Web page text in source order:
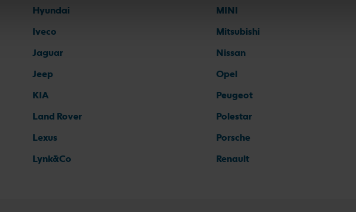
Hyundai
Iveco
Jaguar
Jeep
KIA
Land Rover
Lexus
Lynk&Co
MINI
Mitsubishi
Nissan
Opel
Peugeot
Polestar
Porsche
Renault